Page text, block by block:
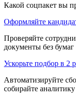
Какой соцпакет вы
Оформляйте
Проверяйте
документы без
Ускорьте подбор в 2
Автоматизируйте
собирайте